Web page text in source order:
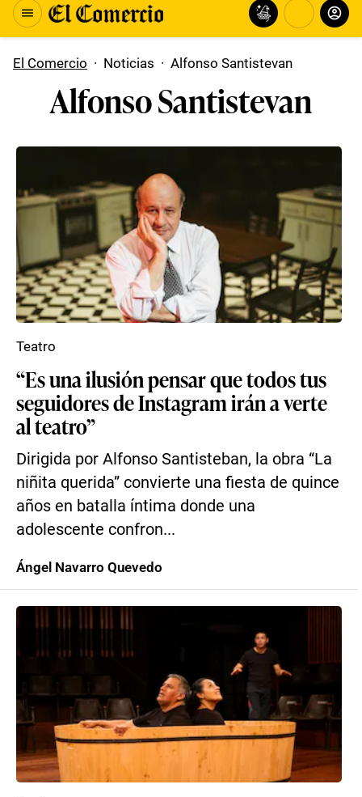
El Comercio · Noticias · Alfonso Santistevan
Alfonso Santistevan
“Es una ilusión pensar que todos tus
seguidores de Instagram irán a verte
al teatro”
Dirigida por Alfonso Santisteban, la obra “La
niñita querida” convierte una fiesta de quince
años en batalla íntima donde una
adolescente confron...
Teatro
Ángel Navarro Quevedo